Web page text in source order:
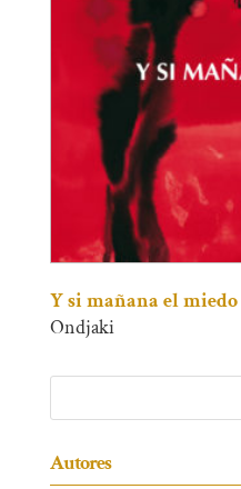
Y si mañana el miedo
Ondjaki
Autores